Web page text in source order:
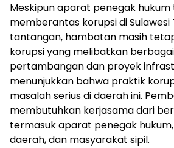
Meskipun aparat penegak
memberantas korupsi di Sulawesi
tantangan, hambatan masih
korupsi yang melibatkan
pertambangan dan proyek
menunjukkan bahwa praktik
masalah serius di daerah ini.
membutuhkan kerjasama dari
termasuk aparat penegak
daerah, dan masyarakat sipil.